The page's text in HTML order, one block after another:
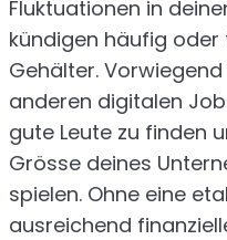
Fluktuationen in
kündigen häufig
Gehälter.
anderen digitalen
gute Leute zu finden
Grösse deines
spielen. Ohne eine
ausreichend